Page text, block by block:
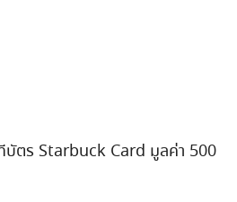
บัตร Starbuck Card มูลค่า 500